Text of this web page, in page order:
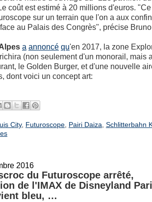
coût est estimé à 20 millions d'euros.
sur un terrain que l'on a aux
au Palais des Congrès", précise
a annoncé qu'en 2017, la zone
(non seulement d'un monorail, mais
le Golden Burger, et d'une nouvelle
dont voici un concept art:
City, Futuroscope, Pairi Daiza Schlitterbahn
2016
du Futuroscope arrêté,
de l'IMAX de Disneyland
bleu, …